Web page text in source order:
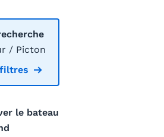
/ Picton
le bateau